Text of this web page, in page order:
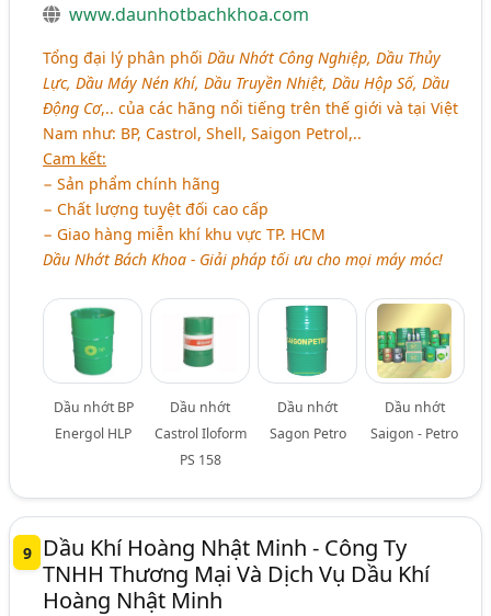
www.daunhotbachkhoa.com
Tổng đại lý phân phốiDầu Nhớt Công Nghiệp, Dầu Thủy
Lực, Dầu Máy Nén Khí, Dầu Truyền Nhiệt, Dầu Hộp Số, Dầu
Động Cơ,.. của các hãng nổi tiếng trên thế giới và tại Việt
Nam như: BP, Castrol, Shell, Saigon Petrol,..
Cam kết:
− Sản phẩm chính hãng
− Chất lượng tuyệt đối cao cấp
− Giao hàng miễn khí khu vực TP. HCM
Dầu Nhớt Bách Khoa - Giải pháp tối ưu cho mọi máy móc!
Dầu nhớt BP
Energol HLP
Dầu nhớt
Castrol Iloform
PS 158
Dầu nhớt
Sagon Petro
Dầu nhớt
Saigon - Petro
9
Dầu Khí Hoàng Nhật Minh - Công Ty
TNHH Thương Mại Và Dịch Vụ Dầu Khí
Hoàng Nhật Minh